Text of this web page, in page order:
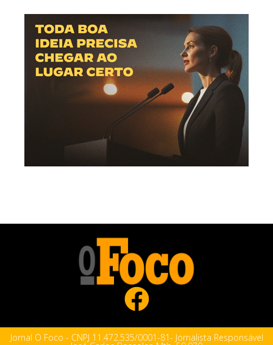
Jornal O Foco - CNPJ 11.472.535/0001-81- Jornalista Responsável